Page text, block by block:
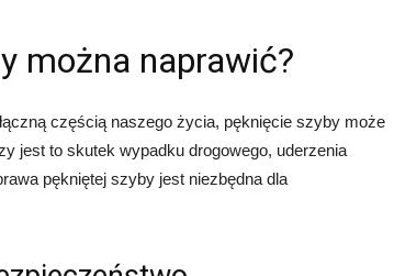
można naprawić?
częścią naszego życia, pęknięcie szyby może
jest to skutek wypadku drogowego, uderzenia
pękniętej szyby jest niezbędna dla